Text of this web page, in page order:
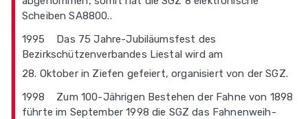
Scheiben SA8800..
1995 Das 75 Jahre-Jubiläumsfest des
Bezirkschützenverbandes Liestal wird am
28. Oktober in Ziefen gefeiert, organisiert von der SGZ.
1998 Zum 100-Jährigen Bestehen der Fahne von 1898
führte im September 1998 die SGZ das Fahnenweih-